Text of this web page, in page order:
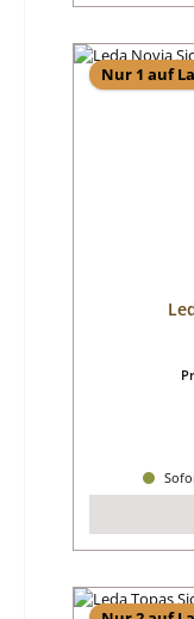
Nur 1 auf